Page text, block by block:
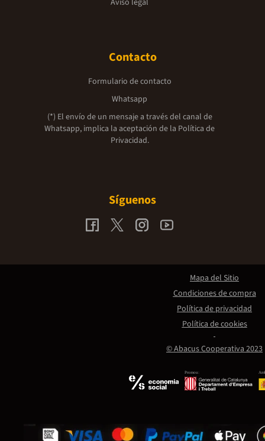
Aviso legal
Contacto
Formulario de contacto
Whatsapp
(*) El envío de un mensaje a través del canal de
Whatsapp, implica la aceptación de la Política de
Privacidad.
Síguenos
Promou:
© Abacus Cooperativa 2023
Mapa del Sitio
Condiciones de compra
Política de privacidad
Política de cookies